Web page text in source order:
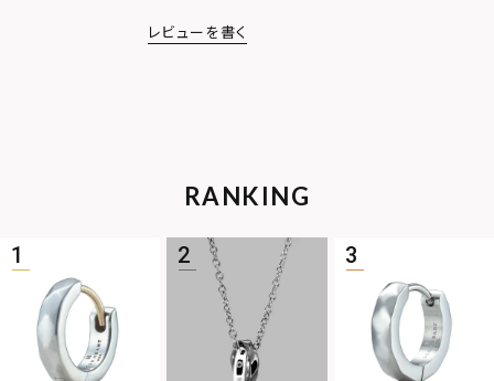
レビューを書く
RANKING